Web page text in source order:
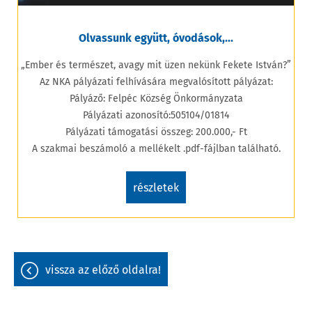
Olvassunk együtt, óvodások,...
„Ember és természet, avagy mit üzen nekünk Fekete István?”
Az NKA pályázati felhívására megvalósított pályázat:
Pályáző: Felpéc Község Önkormányzata
Pályázati azonosító:505104/01814
Pályázati támogatási összeg: 200.000,- Ft
A szakmai beszámoló a mellékelt .pdf-fájlban található.
részletek
vissza az előző oldalra!